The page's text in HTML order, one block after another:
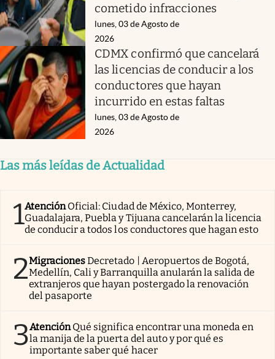
cometido infracciones
lunes, 03 de Agosto de
2026
CDMX confirmó que cancelará
las licencias de conducir a los
conductores que hayan
incurrido en estas faltas
lunes, 03 de Agosto de
2026
Las más leídas de Actualidad
1AtenciónOficial: Ciudad de México, Monterrey,
Guadalajara, Puebla y Tijuana cancelarán la licencia
de conducir a todos los conductores que hagan esto
2MigracionesDecretado | Aeropuertos de Bogotá,
Medellín, Cali y Barranquilla anularán la salida de
extranjeros que hayan postergado la renovación
del pasaporte
3AtenciónQué significa encontrar una moneda en
la manija de la puerta del auto y por qué es
importante saber qué hacer